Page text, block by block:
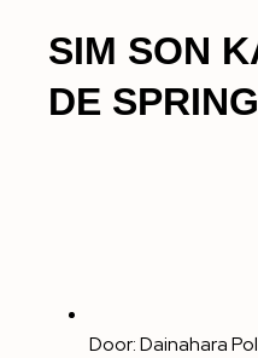
SIM SON
DE
Door:Dainahara